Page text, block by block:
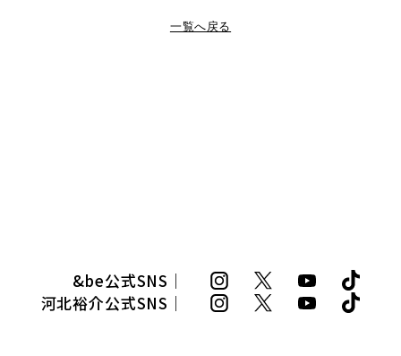
一覧へ戻る
&be公式SNS｜
河北裕介公式SNS｜